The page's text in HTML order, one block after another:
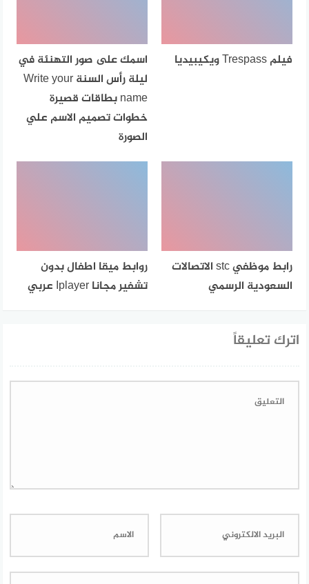
فيلم Trespass ويكيبيديا
اسمك على صور التهنئة في
ليلة رأس السنة Write your
name بطاقات قصيرة
خطوات تصميم الاسم علي
الصورة
رابط موظفي stc الاتصالات
السعودية الرسمي
روابط ميقا اطفال بدون
تشفير مجانا Iplayer عربي
اترك تعليقاً